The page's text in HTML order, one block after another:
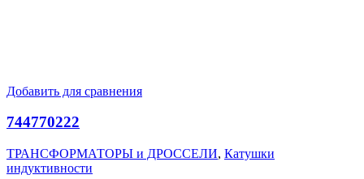
Добавить для сравнения
744770222
ТРАНСФОРМАТОРЫ и ДРОССЕЛИ, Катушки
индуктивности